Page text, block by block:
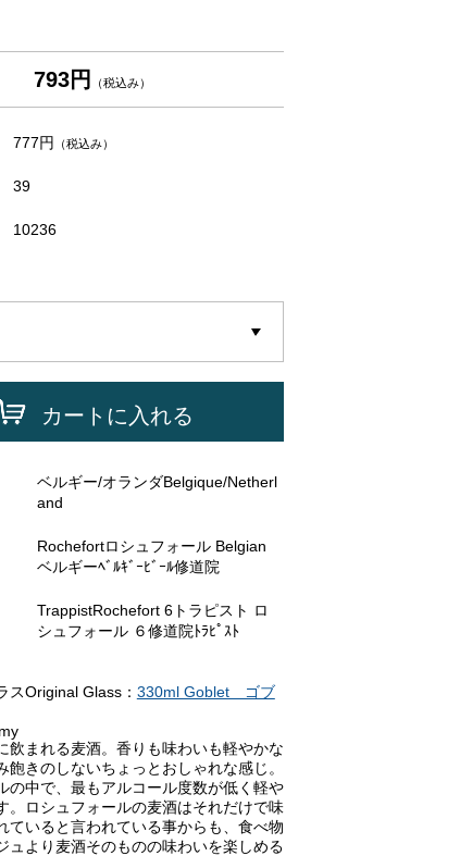
793円 （税込み）
777円 （税込み）
39
10236
カートに入れる
ベルギー/オランダBelgique/Netherl
and
Rochefortロシュフォール Belgian
ベルギーﾍﾞﾙｷﾞｰﾋﾞｰﾙ修道院
TrappistRochefort 6トラピスト ロ
シュフォール ６修道院ﾄﾗﾋﾟｽﾄ
スOriginal Glass： 330ml Goblet ゴブ
飲まれる麦酒。香りも味わいも軽やかな
飽きのしないちょっとおしゃれな感じ。
の中で、最もアルコール度数が低く軽や
。ロシュフォールの麦酒はそれだけで味
ていると言われている事からも、食べ物
ュより麦酒そのものの味わいを楽しめる